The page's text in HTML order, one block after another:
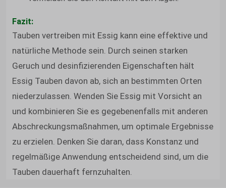
Fazit:
Tauben vertreiben mit Essig kann eine effektive und
natürliche Methode sein. Durch seinen starken
Geruch und desinfizierenden Eigenschaften hält
Essig Tauben davon ab, sich an bestimmten Orten
niederzulassen. Wenden Sie Essig mit Vorsicht an
und kombinieren Sie es gegebenenfalls mit anderen
Abschreckungsmaßnahmen, um optimale Ergebnisse
zu erzielen. Denken Sie daran, dass Konstanz und
regelmäßige Anwendung entscheidend sind, um die
Tauben dauerhaft fernzuhalten.